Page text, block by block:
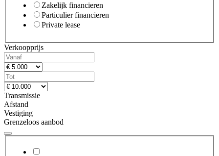
Zakelijk financieren
Particulier financieren
Private lease
Verkoopprijs
Transmissie
Afstand
Vestiging
Grenzeloos aanbod